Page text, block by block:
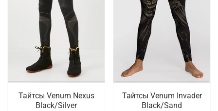
Тайтсы Venum Nexus
Black/Silver
Тайтсы Venum Invader
Black/Sand